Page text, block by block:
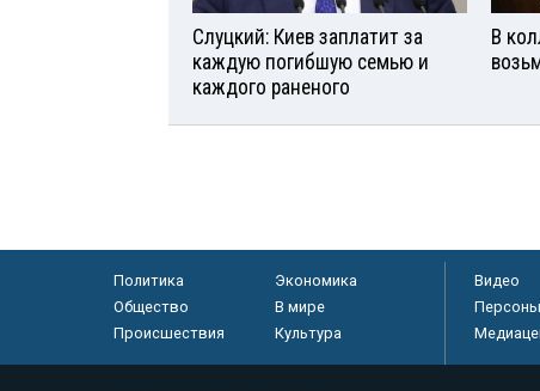
Слуцкий: Киев заплатит за
каждую погибшую семью и
каждого раненого
В
Политика
Экономика
Общество
В мире
Происшествия
Культура
Видео
Персоны